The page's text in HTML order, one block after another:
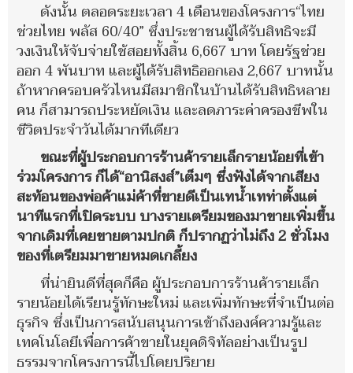
ดังนั้น ตลอดระยะเวลา 4 เดือนของโครงการ“ไทย
ช่วยไทย พลัส 60/40” ซึ่งประชาชนผู้ได้รับสิทธิจะมี
วงเงินให้จับจ่ายใช้สอยทั้งสิ้น 6,667 บาท โดยรัฐช่วย
ออก 4 พันบาท และผู้ได้รับสิทธิออกเอง 2,667 บาทนั้น
ถ้าหากครอบครัวไหนมีสมาชิกในบ้านได้รับสิทธิหลาย
คน ก็สามารถประหยัดเงิน และลดภาระค่าครองชีพใน
ชีวิตประจำวันได้มากทีเดียว
ขณะที่ผู้ประกอบการร้านค้ารายเล็กรายน้อยที่เข้า
ร่วมโครงการ ก็ได้“อานิสงส์”เต็มๆ ซึ่งฟังได้จากเสียง
สะท้อนของพ่อค้าแม่ค้าที่ขายดีเป็นเทน้ำเทท่าตั้งแต่
นาทีแรกที่เปิดระบบ บางรายเตรียมของมาขายเพิ่มขึ้น
จากเดิมที่เคยขายตามปกติ ก็ปรากฏว่าไม่ถึง 2 ชั่วโมง
ของที่เตรียมมาขายหมดเกลี้ยง
ที่น่ายินดีที่สุดก็คือ ผู้ประกอบการร้านค้ารายเล็ก
รายน้อยได้เรียนรู้ทักษะใหม่ และเพิ่มทักษะที่จำเป็นต่อ
ธุรกิจ ซึ่งเป็นการสนับสนุนการเข้าถึงองค์ความรู้และ
เทคโนโลยีเพื่อการค้าขายในยุคดิจิทัลอย่างเป็นรูป
ธรรมจากโครงการนี้ไปโดยปริยาย